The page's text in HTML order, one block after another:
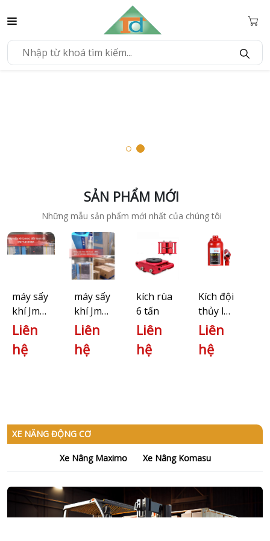
SẢN PHẨM MỚI
Những mẫu sản phẩm mới nhất của chúng tôi
máy sấy
khí Jmec
J2E-
Liên
hệ
máy sấy
khí Jmec
J2E-
Liên
hệ
kích rùa
6 tấn
Liên
hệ
Kích đội
thủy lực
Masada
Liên
hệ
XE NÂNG ĐỘNG CƠ
Xe Nâng Maximo Xe Nâng Komasu